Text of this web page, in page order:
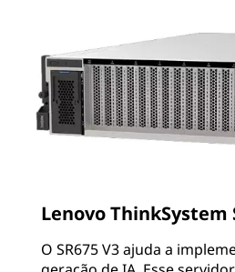
Lenovo ThinkSystem
O SR675 V3 ajuda a